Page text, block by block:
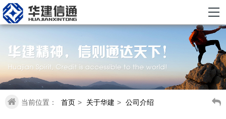
当前位置： 首页 > 关于华建 > 公司介绍